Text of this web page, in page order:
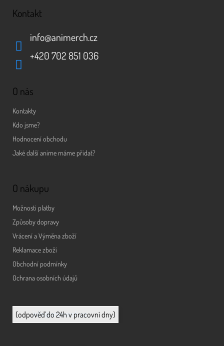
Kontakt
info@animerch.cz
+420 702 851 036
O nás
Kontakty
Kdo jsme?
Hodnocení obchodu
Jaké další anime máme přidat?
O nákupu
Možnosti platby
Způsoby dopravy
Vrácení a Výměna zboží
Reklamace zboží
Obchodní podmínky
Ochrana osobních údajů
info@animerch.cz
(odpověď do 24h v pracovní dny)